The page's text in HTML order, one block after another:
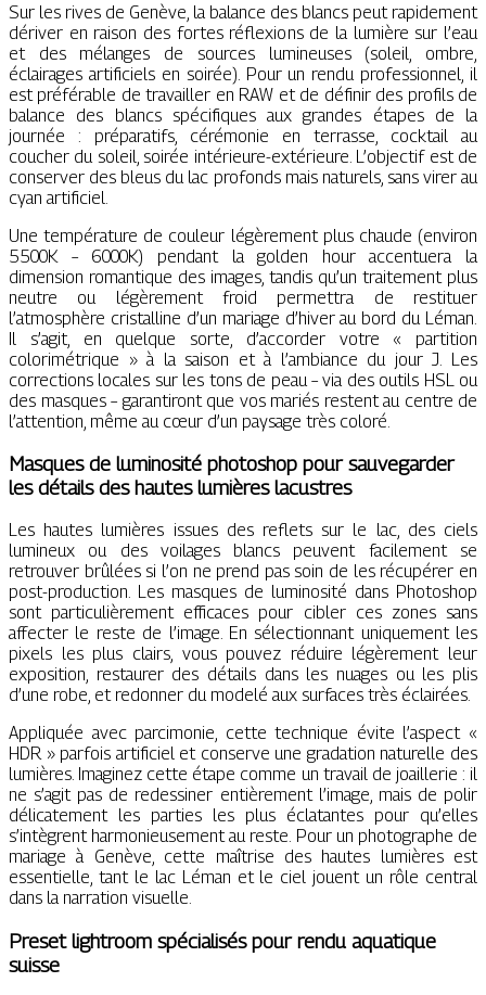
Sur les rives de Genève, la balance des blancs peut rapidement
dériver en raison des fortes réflexions de la lumière sur l’eau
et des mélanges de sources lumineuses (soleil, ombre,
éclairages artificiels en soirée). Pour un rendu professionnel, il
est préférable de travailler en RAW et de définir des profils de
balance des blancs spécifiques aux grandes étapes de la
journée : préparatifs, cérémonie en terrasse, cocktail au
coucher du soleil, soirée intérieure-extérieure. L’objectif est de
conserver des bleus du lac profonds mais naturels, sans virer au
cyan artificiel.
Une température de couleur légèrement plus chaude (environ
5500K – 6000K) pendant la golden hour accentuera la
dimension romantique des images, tandis qu’un traitement plus
neutre ou légèrement froid permettra de restituer
l’atmosphère cristalline d’un mariage d’hiver au bord du Léman.
Il s’agit, en quelque sorte, d’accorder votre « partition
colorimétrique » à la saison et à l’ambiance du jour J. Les
corrections locales sur les tons de peau – via des outils HSL ou
des masques – garantiront que vos mariés restent au centre de
l’attention, même au cœur d’un paysage très coloré.
Masques de luminosité photoshop pour sauvegarder
les détails des hautes lumières lacustres
Les hautes lumières issues des reflets sur le lac, des ciels
lumineux ou des voilages blancs peuvent facilement se
retrouver brûlées si l’on ne prend pas soin de les récupérer en
post-production. Les masques de luminosité dans Photoshop
sont particulièrement efficaces pour cibler ces zones sans
affecter le reste de l’image. En sélectionnant uniquement les
pixels les plus clairs, vous pouvez réduire légèrement leur
exposition, restaurer des détails dans les nuages ou les plis
d’une robe, et redonner du modelé aux surfaces très éclairées.
Appliquée avec parcimonie, cette technique évite l’aspect «
HDR » parfois artificiel et conserve une gradation naturelle des
lumières. Imaginez cette étape comme un travail de joaillerie : il
ne s’agit pas de redessiner entièrement l’image, mais de polir
délicatement les parties les plus éclatantes pour qu’elles
s’intègrent harmonieusement au reste. Pour un photographe de
mariage à Genève, cette maîtrise des hautes lumières est
essentielle, tant le lac Léman et le ciel jouent un rôle central
dans la narration visuelle.
Preset lightroom spécialisés pour rendu aquatique
suisse